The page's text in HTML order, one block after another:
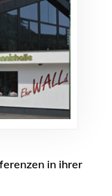
in ihrer